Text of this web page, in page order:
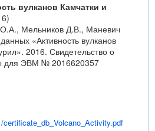
вулканов Камчатки и
Мельников Д.В., Маневич
«Активность вулканов
2016. Свидетельство о
для ЭВМ № 2016620357